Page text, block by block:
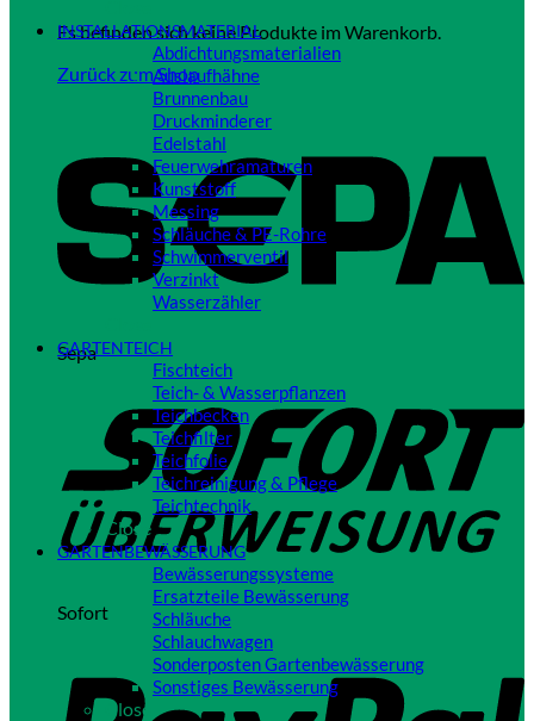
Es befinden sich keine Produkte im Warenkorb.
Zurück zum Shop
Sepa
Sofort
INSTALLATIONSMATERIAL
Abdichtungsmaterialien
Auslaufhähne
Brunnenbau
Druckminderer
Edelstahl
Feuerwehramaturen
Kunststoff
Messing
Schläuche & PE-Rohre
Schwimmerventil
Verzinkt
Wasserzähler
GARTENTEICH
Fischteich
Teich- & Wasserpflanzen
Teichbecken
Teichfilter
Teichfolie
Teichreinigung & Pflege
Teichtechnik
Close
GARTENBEWÄSSERUNG
Bewässerungssysteme
Ersatzteile Bewässerung
Schläuche
Schlauchwagen
Sonderposten Gartenbewässerung
Sonstiges Bewässerung
Close